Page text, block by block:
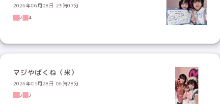
2026年06月08日 23時07分
2
4
マジやばくね（米）
2026年05月28日 06時28分
2
2